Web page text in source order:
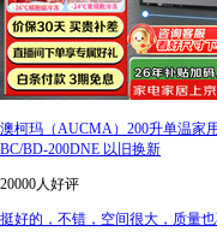
澳柯玛（AUCMA）200升单温家
BC/BD-200DNE 以旧换新
20000人好评
挺好的，不错，空间很大，质量